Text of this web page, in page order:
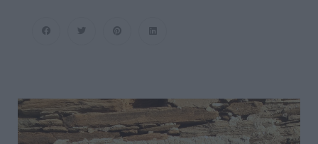
Να
Χαλάσετε
Την